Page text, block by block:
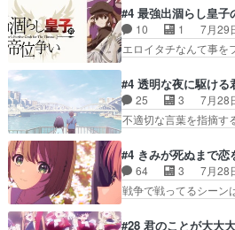
油を注ぐターニャの
ならお前たちが前線
じゃない？戦争がメイ
見た目もうただのロ
汗拭きそりゃいやだ
スの元となった回だ
ンクやジェイムスン
センスの土台になっ
れてきました。１話
なっては良くある話し
#4 最強出涸らし皇子
10 1
7月29
エロイタチなんて事
スターを呼ぶ笛？黒
少女に見える眼鏡w
メ、ケテーイ！「騎
がアルノルトに活躍
とフィーネの２度目
ぞ帝位争い。姉から
子を見に行ったら町中
#4 透明な夜に駆ける
25 3
7月28
不適切な言葉を指摘
接していいのかわか
と相手の表情も分か
ックナンバーみたい
冬月を笑わせようと
#4 きみが死ぬまで恋
64 3
7月28
戦争で戦ってるシー
の存在で揺らぐ14ク
#28 君のことが大大